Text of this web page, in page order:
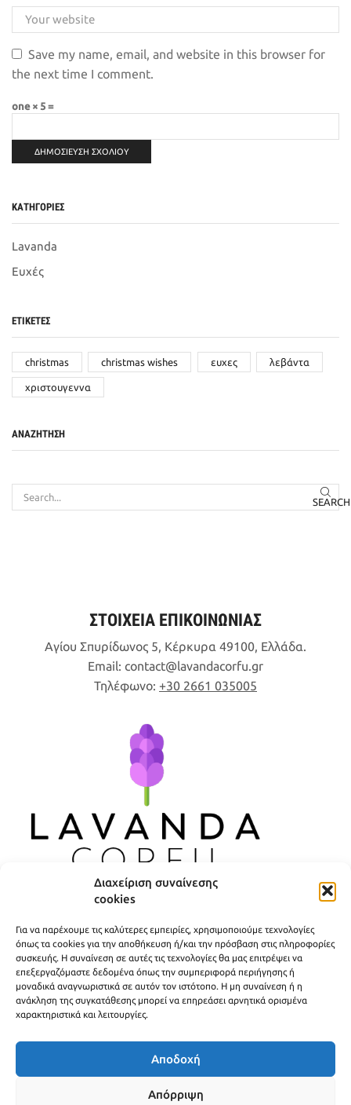
Διαχείριση συναίνεσης
cookies
Για να παρέχουμε τις καλύτερες εμπειρίες, χρησιμοποιούμε τεχνολογίες
όπως τα cookies για την αποθήκευση ή/και την πρόσβαση στις πληροφορίες
συσκευής. Η συναίνεση σε αυτές τις τεχνολογίες θα μας επιτρέψει να
επεξεργαζόμαστε δεδομένα όπως την συμπεριφορά περιήγησης ή
μοναδικά αναγνωριστικά σε αυτόν τον ιστότοπο. Η μη συναίνεση ή η
ανάκληση της συγκατάθεσης μπορεί να επηρεάσει αρνητικά ορισμένα
χαρακτηριστικά και λειτουργίες.
Αποδοχή
Απόρριψη
Save my name, email, and website in this browser for
the next time I comment.
one × 5 =
ΚΑΤΗΓΟΡΙΕΣ
Lavanda
Ευχές
ΕΤΙΚΈΤΕΣ
christmas christmas wishes ευχες λεβάντα
χριστουγεννα
ΑΝΑΖΉΤΗΣΗ
SEARCH
ΣΤΟΙΧΕΙΑ ΕΠΙΚΟΙΝΩΝΙΑΣ
Αγίου Σπυρίδωνος 5, Κέρκυρα 49100, Ελλάδα.
Email: contact lavandacorfu gr
Τηλέφωνο: +30 2661 035005
ΧΡΗΣΙΜΟΙ ΣΥΝΔΕΣΜΟΙ
ΠΟΛΙΤΙΚΗ ΑΠΟΡΡΗΤΟΥ
ΟΡΟΙ ΧΡΗΣΗΣ
ΤΡΟΠΟΙ ΑΠΟΣΤΟΛΗΣ
ΤΡΟΠΟΙ ΠΛΗΡΩΜΗΣ
© 2016- 2026 Lavanda Corfu - Δημιουργήθηκε από